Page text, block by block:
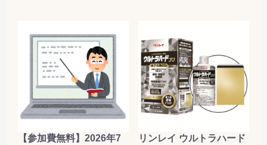
【参加費無料】2026年7
リンレイ ウルトラハード